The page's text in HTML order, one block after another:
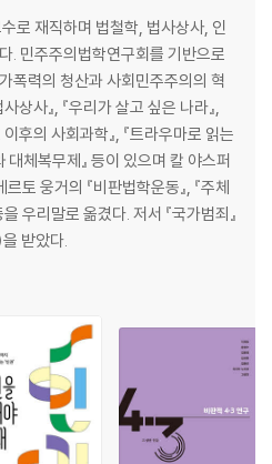
로 재직하며 법철학, 법사상사, 인
. 민주주의법학연구회를 기반으로
폭력의 청산과 사회민주주의의 혁
상사』, 『우리가 살고 싶은 나라』,
이후의 사회과학』, 『트라우마로 읽는
대체복무제』 등이 있으며 칼 야스퍼
토 웅거의 『비판법학운동』, 『주체
을 우리말로 옮겼다. 저서 『국가범죄』
받았다.